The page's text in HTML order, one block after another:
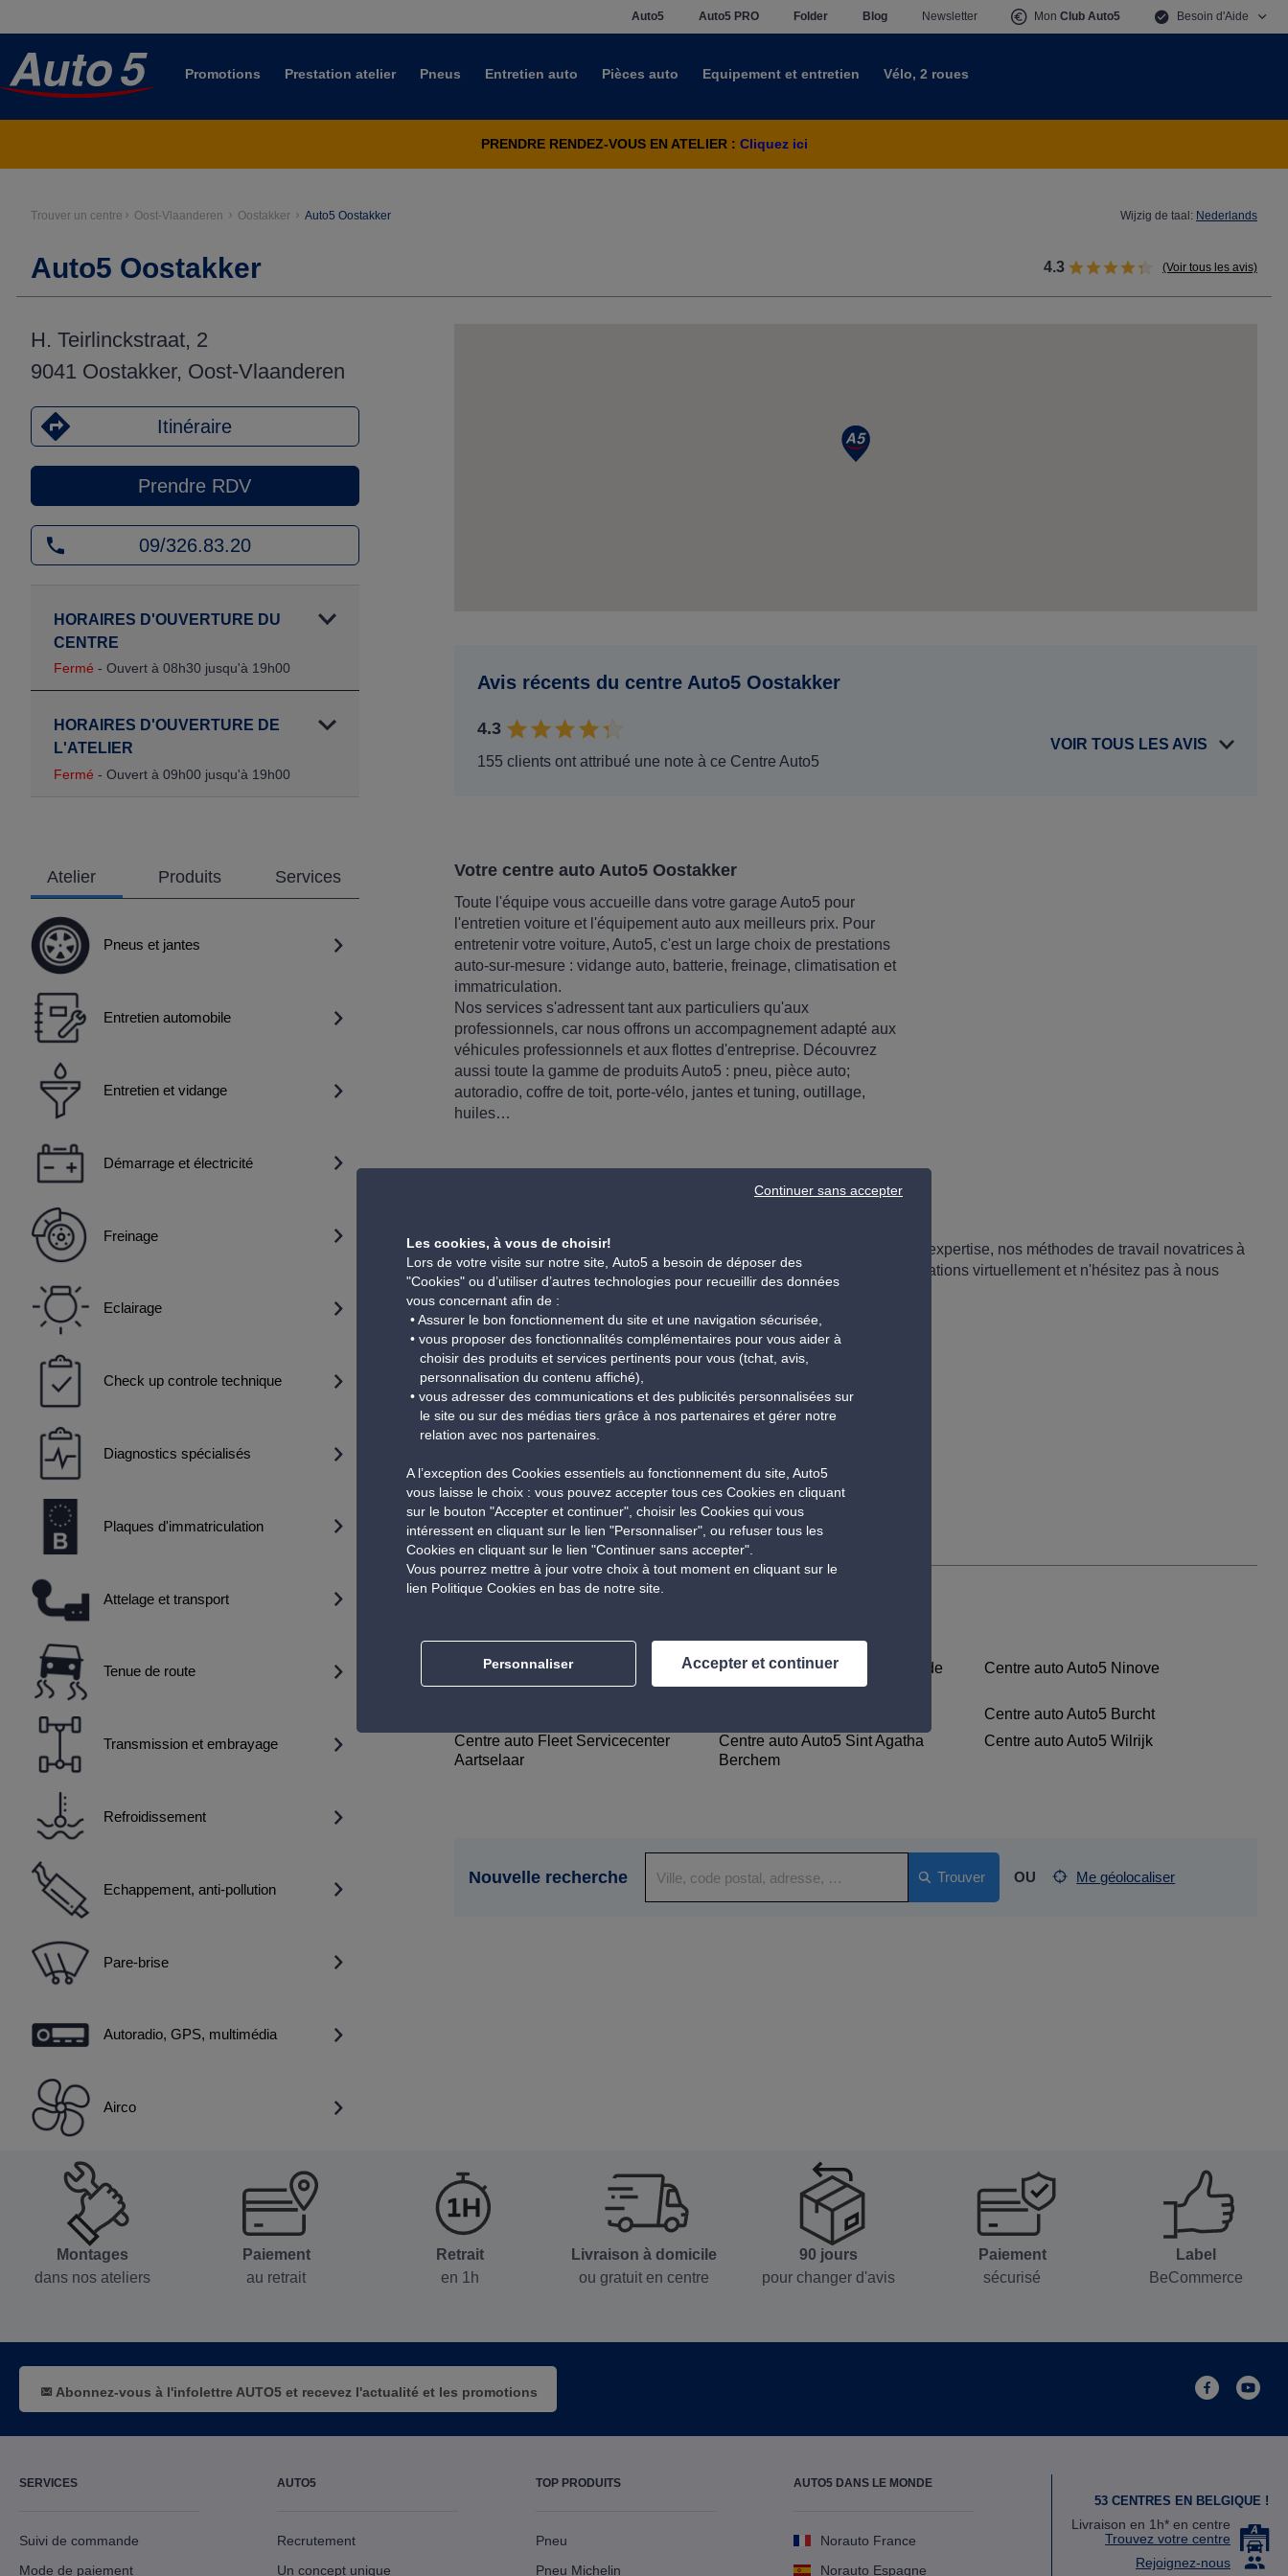
Auto5 Auto5 PRO Folder Blog Newsletter Mon Club Auto5 Besoin d'Aide
Promotions Prestation atelier Pneus Entretien auto Pièces auto Equipement et entretien Vélo, 2 roues
PRENDRE RENDEZ-VOUS EN ATELIER : Cliquez ici
Trouver un centre Oost-Vlaanderen Oostakker Auto5 Oostakker Wijzig de taal: Nederlands
Auto5 Oostakker 4.3 (Voir tous les avis)
H. Teirlinckstraat, 2
9041 Oostakker, Oost-Vlaanderen
Itinéraire
Prendre RDV
09/326.83.20
HORAIRES D'OUVERTURE DU
CENTRE
Fermé - Ouvert à 08h30 jusqu'à 19h00
HORAIRES D'OUVERTURE DE
L'ATELIER
Fermé - Ouvert à 09h00 jusqu'à 19h00
Atelier Produits Services
Pneus et jantes
Entretien automobile
Entretien et vidange
Démarrage et électricité
Freinage
Eclairage
Check up controle technique
Diagnostics spécialisés
Plaques d'immatriculation
Attelage et transport
Tenue de route
Transmission et embrayage
Refroidissement
Echappement, anti-pollution
Pare-brise
Autoradio, GPS, multimédia
Airco
Avis récents du centre Auto5 Oostakker
4.3
155 clients ont attribué une note à ce Centre Auto5
VOIR TOUS LES AVIS
Votre centre auto Auto5 Oostakker
Toute l'équipe vous accueille dans votre garage Auto5 pour
l'entretien voiture et l'équipement auto aux meilleurs prix. Pour
entretenir votre voiture, Auto5, c'est un large choix de prestations
auto-sur-mesure : vidange auto, batterie, freinage, climatisation et
immatriculation.
Nos services s'adressent tant aux particuliers qu'aux
professionnels, car nous offrons un accompagnement adapté aux
véhicules professionnels et aux flottes d'entreprise. Découvrez
aussi toute la gamme de produits Auto5 : pneu, pièce auto;
autoradio, coffre de toit, porte-vélo, jantes et tuning, outillage,
huiles…
Découvrez notre centre situé à Oostakker, où chaque clic révèle notre expertise, nos méthodes de travail novatrices à
la pointe de la technologie et notre engagement. Parcourez nos installations virtuellement et n'hésitez pas à nous
rendre visite pour une expérience tout aussi qualitative.
1/1
Centre auto Auto5 St Denijs
Westrem
Centre auto Auto5 Dendermonde Centre auto Auto5 Ninove
Centre auto Auto5 Burcht
Centre auto Fleet Servicecenter
Aartselaar
Centre auto Auto5 Sint Agatha
Berchem
Centre auto Auto5 Wilrijk
Nouvelle recherche Trouver OU Me géolocaliser
Montages
dans nos ateliers
Paiement
au retrait
Retrait
en 1h
Livraison à domicile
ou gratuit en centre
90 jours
pour changer d'avis
Paiement
sécurisé
Label
BeCommerce
Abonnez-vous à l'infolettre AUTO5 et recevez l'actualité et les promotions
SERVICES
Suivi de commande
Mode de paiement
AUTO5
Recrutement
Un concept unique
TOP PRODUITS
Pneu
Pneu Michelin
AUTO5 DANS LE MONDE
Norauto France
Norauto Espagne
53 CENTRES EN BELGIQUE !
Livraison en 1h* en centre
Trouvez votre centre
Rejoignez-nous
Les cookies, à vous de choisir!
Lors de votre visite sur notre site, Auto5 a besoin de déposer des
"Cookies" ou d’utiliser d’autres technologies pour recueillir des données
vous concernant afin de :
Assurer le bon fonctionnement du site et une navigation sécurisée,
vous proposer des fonctionnalités complémentaires pour vous aider à
choisir des produits et services pertinents pour vous (tchat, avis,
personnalisation du contenu affiché),
vous adresser des communications et des publicités personnalisées sur
le site ou sur des médias tiers grâce à nos partenaires et gérer notre
relation avec nos partenaires.
A l’exception des Cookies essentiels au fonctionnement du site, Auto5
vous laisse le choix : vous pouvez accepter tous ces Cookies en cliquant
sur le bouton "Accepter et continuer", choisir les Cookies qui vous
intéressent en cliquant sur le lien "Personnaliser", ou refuser tous les
Cookies en cliquant sur le lien "Continuer sans accepter".
Vous pourrez mettre à jour votre choix à tout moment en cliquant sur le
lien Politique Cookies en bas de notre site.
Personnaliser
Continuer sans accepter
Accepter et continuer